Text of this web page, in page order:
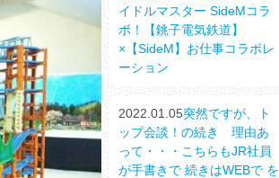
イドルマスター SideMコラ
ボ！【銚子電気鉄道】
×【SideM】お仕事コラボレ
ーション
2022.01.05突然ですが、ト
ップ会談！の続き 理由あ
って・・・こちらもJR社員
が手書きで 続きはWEBで を